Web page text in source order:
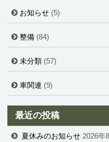
お知らせ (5)
整備 (84)
未分類 (57)
車関連 (9)
最近の投稿
夏休みのお知らせ 2026年